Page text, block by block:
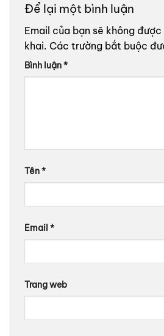
Để lại một bình luận
Email của bạn sẽ không
khai. Các trường bắt buộc
Bình luận*
Tên*
Email *
Trang web